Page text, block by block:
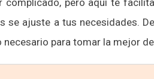
se ajuste a tus necesidades.
para tomar la mejor